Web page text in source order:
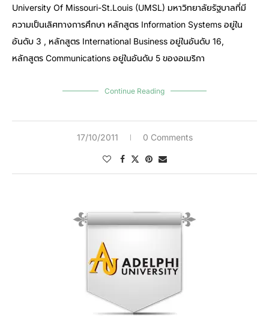
University Of Missouri-St.Louis (UMSL) มหาวิทยาลัยรัฐบาลที่มี
ความเป็นเลิศทางการศึกษา หลักสูตร Information Systems อยู่ใน
อันดับ 3 , หลักสูตร International Business อยู่ในอันดับ 16,
หลักสูตร Communications อยู่ในอันดับ 5 ของอเมริกา
Continue Reading
17/10/2011 0 Comments